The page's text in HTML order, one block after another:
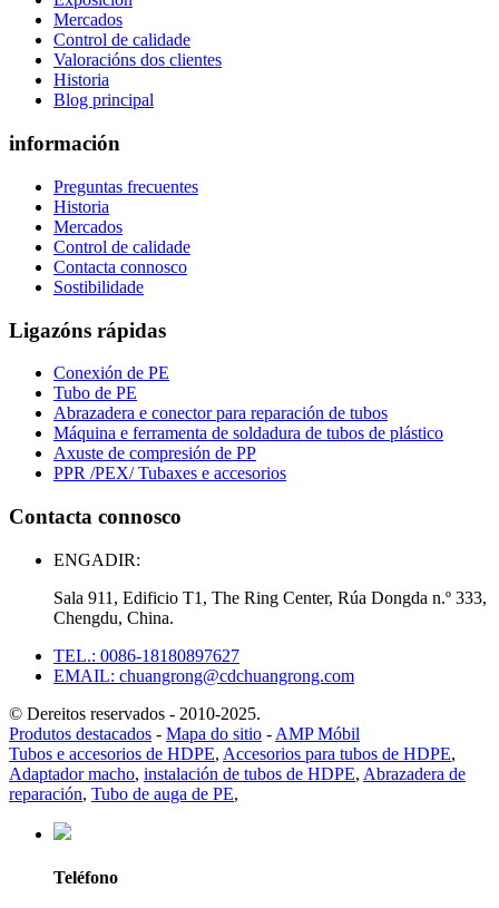
Mercados
Control de calidade
Valoracións dos clientes
Historia
Blog principal
información
Preguntas frecuentes
Historia
Mercados
Control de calidade
Contacta connosco
Sostibilidade
Ligazóns rápidas
Conexión de PE
Tubo de PE
Abrazadera e conector para reparación de tubos
Máquina e ferramenta de soldadura de tubos de plástico
Axuste de compresión de PP
PPR /PEX/ Tubaxes e accesorios
Contacta connosco
ENGADIR:
Sala 911, Edificio T1, The Ring Center, Rúa Dongda n.º 333,
Chengdu, China.
TEL.: 0086-18180897627
EMAIL: chuangrong@cdchuangrong.com
© Dereitos reservados - 2010-2025.
Produtos destacados - Mapa do sitio - AMP Móbil
Tubos e accesorios de HDPE, Accesorios para tubos de HDPE,
Adaptador macho, instalación de tubos de HDPE, Abrazadera de
reparación, Tubo de auga de PE,
Teléfono